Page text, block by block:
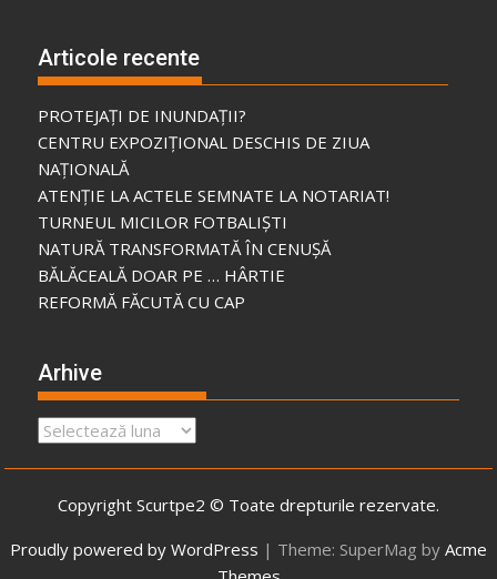
Articole recente
PROTEJAȚI DE INUNDAȚII?
CENTRU EXPOZIȚIONAL DESCHIS DE ZIUA
NAȚIONALĂ
ATENȚIE LA ACTELE SEMNATE LA NOTARIAT!
TURNEUL MICILOR FOTBALIȘTI
NATURĂ TRANSFORMATĂ ÎN CENUȘĂ
BĂLĂCEALĂ DOAR PE … HÂRTIE
REFORMĂ FĂCUTĂ CU CAP
Arhive
Arhive
Copyright Scurtpe2 © Toate drepturile rezervate.
Proudly powered by WordPress | Theme: SuperMag by Acme